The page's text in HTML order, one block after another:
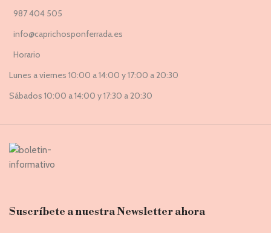
987 404 505
info@caprichosponferrada.es
Horario
Lunes a viernes 10:00 a 14:00 y 17:00 a 20:30
Sábados 10:00 a 14:00 y 17:30 a 20:30
Suscríbete a nuestra Newsletter ahora